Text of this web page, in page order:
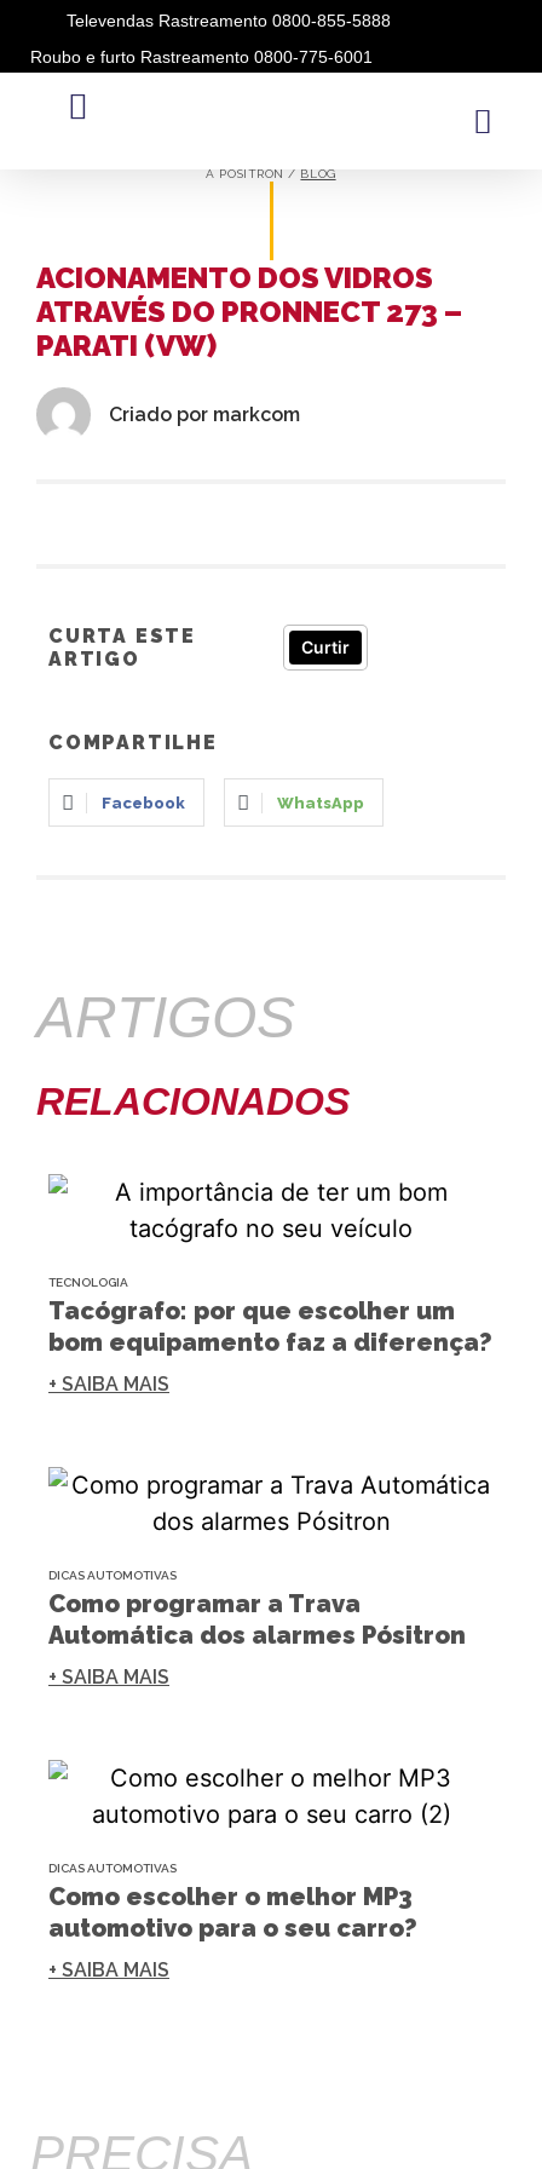
Televendas Rastreamento 0800-855-5888
Roubo e furto Rastreamento 0800-775-6001
A PÓSITRON / BLOG
ACIONAMENTO DOS VIDROS
ATRAVÉS DO PRONNECT 273 –
PARATI (VW)
Criado por markcom
CURTA ESTE
ARTIGO
Curtir
COMPARTILHE
Facebook WhatsApp
ARTIGOS
RELACIONADOS
TECNOLOGIA
Tacógrafo: por que escolher um
bom equipamento faz a diferença?
+ SAIBA MAIS
DICAS AUTOMOTIVAS
Como programar a Trava
Automática dos alarmes Pósitron
+ SAIBA MAIS
DICAS AUTOMOTIVAS
Como escolher o melhor MP3
automotivo para o seu carro?
+ SAIBA MAIS
PRECISA